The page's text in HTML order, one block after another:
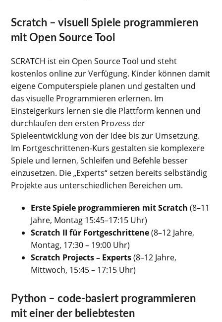
Scratch – visuell Spiele programmieren
mit Open Source Tool
SCRATCH ist ein Open Source Tool und steht
kostenlos online zur Verfügung. Kinder können damit
eigene Computerspiele planen und gestalten und
das visuelle Programmieren erlernen. Im
Einsteigerkurs lernen sie die Plattform kennen und
durchlaufen den ersten Prozess der
Spieleentwicklung von der Idee bis zur Umsetzung.
Im Fortgeschrittenen-Kurs gestalten sie komplexere
Spiele und lernen, Schleifen und Befehle besser
einzusetzen. Die „Experts“ setzen bereits selbständig
Projekte aus unterschiedlichen Bereichen um.
Erste Spiele programmieren mit Scratch(8–11
Jahre, Montag 15:45–17:15 Uhr)
Scratch II für Fortgeschrittene(8–12 Jahre,
Montag, 17:30 – 19:00 Uhr)
Scratch Projects – Experts(8–12 Jahre,
Mittwoch, 15:45 – 17:15 Uhr)
Python – code-basiert programmieren
mit einer der beliebtesten